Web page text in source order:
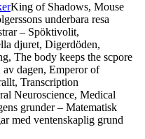
King of Shadows, Mouse
underbara resa
– Spöktivolit,
djuret, Digerdöden,
The body keeps the scpore
av dagen, Emperor of
Transcription
Neuroscience, Medical
grunder – Matematisk
med ventenskaplig grund